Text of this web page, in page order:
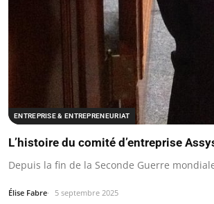
ENTREPRISE & ENTREPRENEURIAT
L’histoire du comité d’entreprise
Depuis la fin de la Seconde Guerre
Élise Fabre 5 septembre 2025